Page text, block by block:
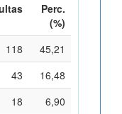
Perc.
(%)
118
45,21
43
16,48
18
6,90